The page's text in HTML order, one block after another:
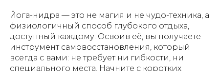
Йога-нидра — это не магия и не чудо-техника, а
физиологичный способ глубокого отдыха,
доступный каждому. Освоив её, вы получаете
инструмент самовосстановления, который
всегда с вами: не требует ни гибкости, ни
специального места. Начните с коротких